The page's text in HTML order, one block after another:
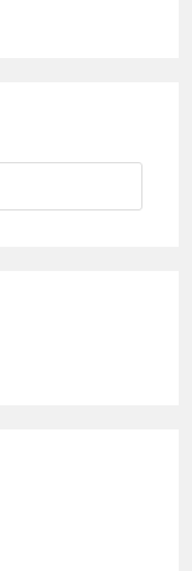
Press
to